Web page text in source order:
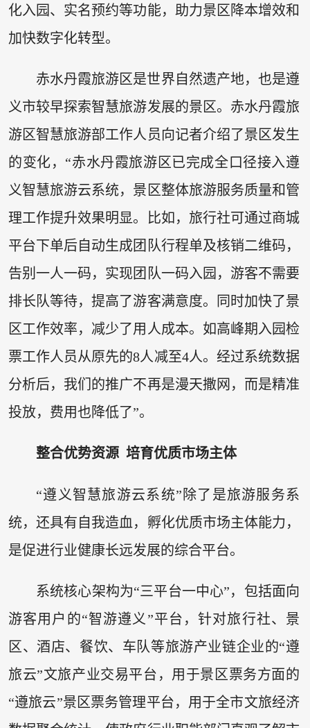
化入园、实名预约等功能，助力景区降本增效和
加快数字化转型。
赤水丹霞旅游区是世界自然遗产地，也是遵
义市较早探索智慧旅游发展的景区。赤水丹霞旅
游区智慧旅游部工作人员向记者介绍了景区发生
的变化，“赤水丹霞旅游区已完成全口径接入遵
义智慧旅游云系统，景区整体旅游服务质量和管
理工作提升效果明显。比如，旅行社可通过商城
平台下单后自动生成团队行程单及核销二维码，
告别一人一码，实现团队一码入园，游客不需要
排长队等待，提高了游客满意度。同时加快了景
区工作效率，减少了用人成本。如高峰期入园检
票工作人员从原先的8人减至4人。经过系统数据
分析后，我们的推广不再是漫天撒网，而是精准
投放，费用也降低了”。
整合优势资源 培育优质市场主体
“遵义智慧旅游云系统”除了是旅游服务系
统，还具有自我造血，孵化优质市场主体能力，
是促进行业健康长远发展的综合平台。
系统核心架构为“三平台一中心”，包括面向
游客用户的“智游遵义”平台，针对旅行社、景
区、酒店、餐饮、车队等旅游产业链企业的“遵
旅云”文旅产业交易平台，用于景区票务方面的
“遵旅云”景区票务管理平台，用于全市文旅经济